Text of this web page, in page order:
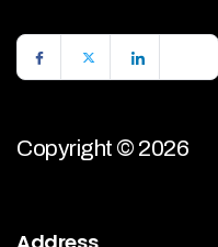
Copyright © 2026